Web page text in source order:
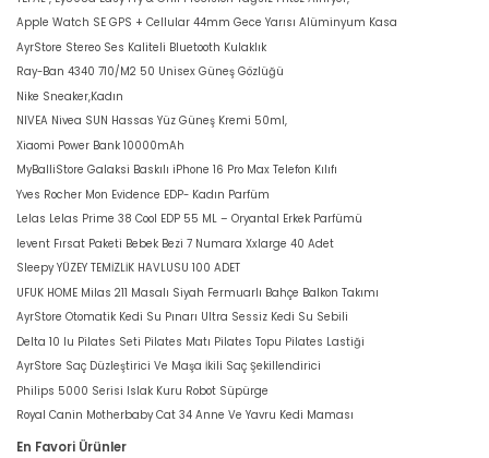
Apple Watch SE GPS + Cellular 44mm Gece Yarısı Alüminyum Kasa
AyrStore Stereo Ses Kaliteli Bluetooth Kulaklık
Ray-Ban 4340 710/M2 50 Unisex Güneş Gözlüğü
Nike Sneaker,Kadın
NIVEA Nivea SUN Hassas Yüz Güneş Kremi 50ml,
Xiaomi Power Bank 10000mAh
MyBalliStore Galaksi Baskılı iPhone 16 Pro Max Telefon Kılıfı
Yves Rocher Mon Evidence EDP- Kadın Parfüm
Lelas Lelas Prime 38 Cool EDP 55 ML – Oryantal Erkek Parfümü
levent Fırsat Paketi Bebek Bezi 7 Numara Xxlarge 40 Adet
Sleepy YÜZEY TEMİZLİK HAVLUSU 100 ADET
UFUK HOME Milas 211 Masalı Siyah Fermuarlı Bahçe Balkon Takımı
AyrStore Otomatik Kedi Su Pınarı Ultra Sessiz Kedi Su Sebili
Delta 10 lu Pilates Seti Pilates Matı Pilates Topu Pilates Lastiği
AyrStore Saç Düzleştirici Ve Maşa İkili Saç Şekillendirici
Philips 5000 Serisi Islak Kuru Robot Süpürge
Royal Canin Motherbaby Cat 34 Anne Ve Yavru Kedi Maması
En Favori Ürünler